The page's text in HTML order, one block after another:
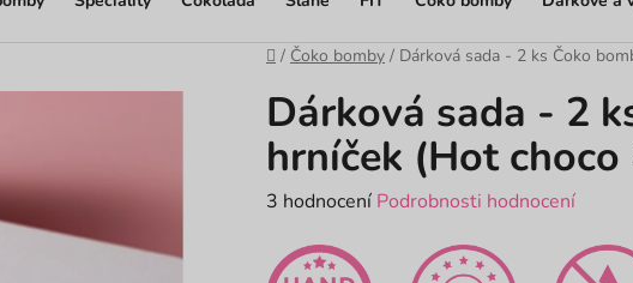
Domů
/ Čoko bomby / Dárková sada - 2 ks Čoko
Dárková sada - 2
hrníček (Hot
Průměrné
produktu
3 hodnocení Podrobnosti hodnocení